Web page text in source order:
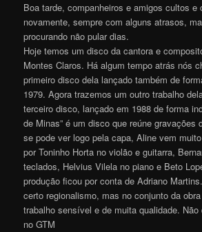
Boa tarde, companheiros e amigos cultos e
novamente, sempre com alguns atrasos,
procurando não pular dias.
Hoje temos um disco da cantora e
Montes Claros. Há algum tempo atrás nós
primeiro disco dela lançado também de
1979. Agora trazemos um outro trabalho
terceiro disco, lançado em 1988 de forma
de Minas” é um disco que reúne gravações
se pode ver logo pela capa, Aline vem
por Toninho Horta no violão e guitarra,
teclados, Helvius Vilela no piano e Beto
produção ficou por conta de Adriano
certo regionalismo, mas no conjunto da
trabalho sensível e de muita qualidade.
no GTM